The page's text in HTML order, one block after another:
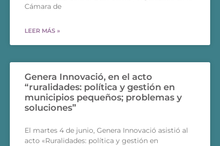
Cámara de
LEER MÁS »
Genera Innovació, en el acto
“ruralidades: política y gestión en
municipios pequeños; problemas y
soluciones”
El martes 4 de junio, Genera Innovació asistió al
acto «Ruralidades: política y gestión en